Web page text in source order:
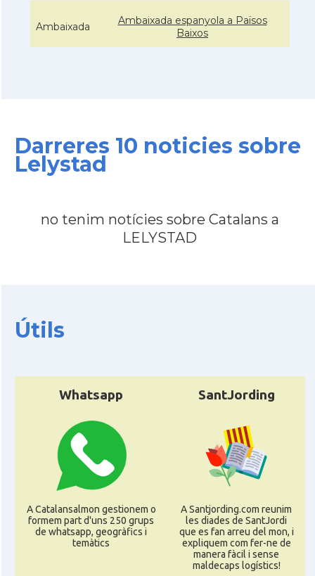
Ambaixada
Ambaixada espanyola a Països
Baixos
Darreres 10 noticies sobre
Lelystad
no tenim notícies sobre Catalans a
LELYSTAD
Útils
Whatsapp
A Catalansalmon gestionem o
formem part d'uns 250 grups
de whatsapp, geogràfics i
temàtics
SantJording
A Santjording.com reunim
les diades de SantJordi
que es fan arreu del mon, i
expliquem com fer-ne de
manera fàcil i sense
maldecaps logí­stics!